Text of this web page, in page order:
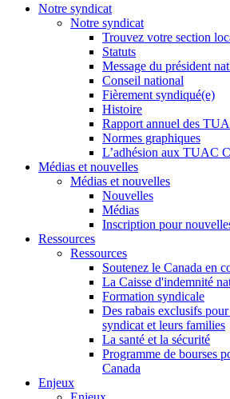
Notre syndicat
Notre syndicat
Trouvez votre section
Statuts
Message du président
Conseil national
Fièrement syndiqué(e)
Histoire
Rapport annuel des
Normes graphiques
L’adhésion aux TUAC
Médias et nouvelles
Médias et nouvelles
Nouvelles
Médias
Inscription pour
Ressources
Ressources
Soutenez le Canada en
La Caisse d'indemnité
Formation syndicale
Des rabais exclusifs
syndicat et leurs families
La santé et la sécurité
Programme de bourses
Canada
Enjeux